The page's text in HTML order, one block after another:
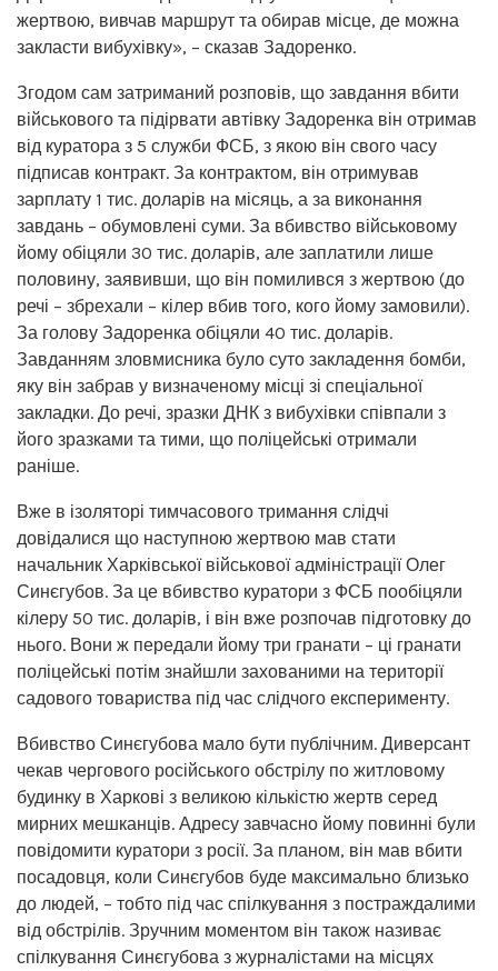
жертвою, вивчав маршрут та обирав місце, де можна
закласти вибухівку», – сказав Задоренко.
Згодом сам затриманий розповів, що завдання вбити
військового та підірвати автівку Задоренка він отримав
від куратора з 5 служби ФСБ, з якою він свого часу
підписав контракт. За контрактом, він отримував
зарплату 1 тис. доларів на місяць, а за виконання
завдань – обумовлені суми. За вбивство військовому
йому обіцяли 30 тис. доларів, але заплатили лише
половину, заявивши, що він помилився з жертвою (до
речі – збрехали – кілер вбив того, кого йому замовили).
За голову Задоренка обіцяли 40 тис. доларів.
Завданням зловмисника було суто закладення бомби,
яку він забрав у визначеному місці зі спеціальної
закладки. До речі, зразки ДНК з вибухівки співпали з
його зразками та тими, що поліцейські отримали
раніше.
Вже в ізоляторі тимчасового тримання слідчі
довідалися що наступною жертвою мав стати
начальник Харківської військової адміністрації Олег
Синєгубов. За це вбивство куратори з ФСБ пообіцяли
кілеру 50 тис. доларів, і він вже розпочав підготовку до
нього. Вони ж передали йому три гранати – ці гранати
поліцейські потім знайшли захованими на території
садового товариства під час слідчого експерименту.
Вбивство Синєгубова мало бути публічним. Диверсант
чекав чергового російського обстрілу по житловому
будинку в Харкові з великою кількістю жертв серед
мирних мешканців. Адресу завчасно йому повинні були
повідомити куратори з росії. За планом, він мав вбити
посадовця, коли Синєгубов буде максимально близько
до людей, – тобто під час спілкування з постраждалими
від обстрілів. Зручним моментом він також називає
спілкування Синєгубова з журналістами на місцях